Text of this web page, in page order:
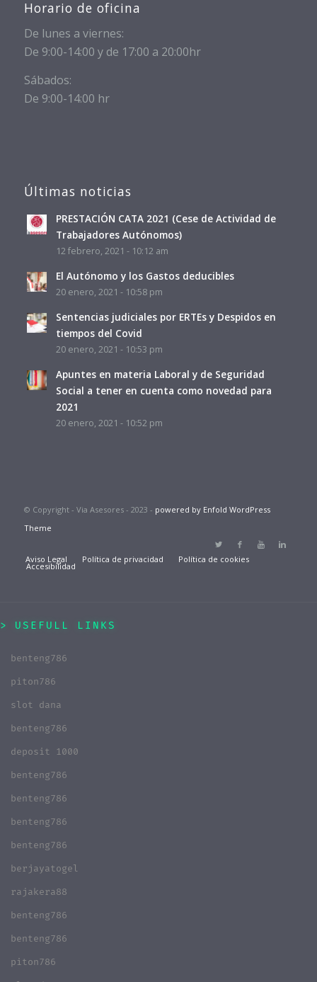
Horario de oficina
De lunes a viernes:
De 9:00-14:00 y de 17:00 a 20:00hr
Sábados:
De 9:00-14:00 hr
Últimas noticias
PRESTACIÓN CATA 2021 (Cese de Actividad de
Trabajadores Autónomos)
12 febrero, 2021 - 10:12 am
El Autónomo y los Gastos deducibles
20 enero, 2021 - 10:58 pm
Sentencias judiciales por ERTEs y Despidos en
tiempos del Covid
20 enero, 2021 - 10:53 pm
Apuntes en materia Laboral y de Seguridad
Social a tener en cuenta como novedad para
2021
20 enero, 2021 - 10:52 pm
© Copyright - Via Asesores - 2023 - powered by Enfold WordPress
Theme
Aviso Legal Política de privacidad Política de cookies
Accesibilidad
USEFULL LINKS
benteng786
piton786
slot dana
benteng786
deposit 1000
benteng786
benteng786
benteng786
benteng786
berjayatogel
rajakera88
benteng786
benteng786
piton786